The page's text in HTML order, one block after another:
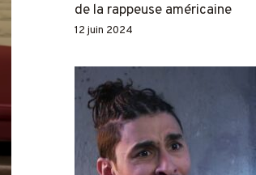
de la rappeuse américaine
12 juin 2024